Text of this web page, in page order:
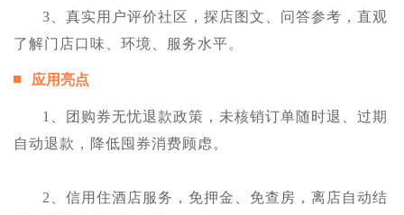
3、真实用户评价社区，探店图文、问答参考，直观
了解门店口味、环境、服务水平。
应用亮点
1、团购券无忧退款政策，未核销订单随时退、过期
自动退款，降低囤券消费顾虑。
2、信用住酒店服务，免押金、免查房，离店自动结